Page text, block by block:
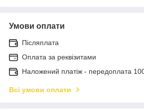
Умови оплати
Післяплата
Оплата за реквізитами
Наложений платіж - передоплата 100
Всі умови оплати